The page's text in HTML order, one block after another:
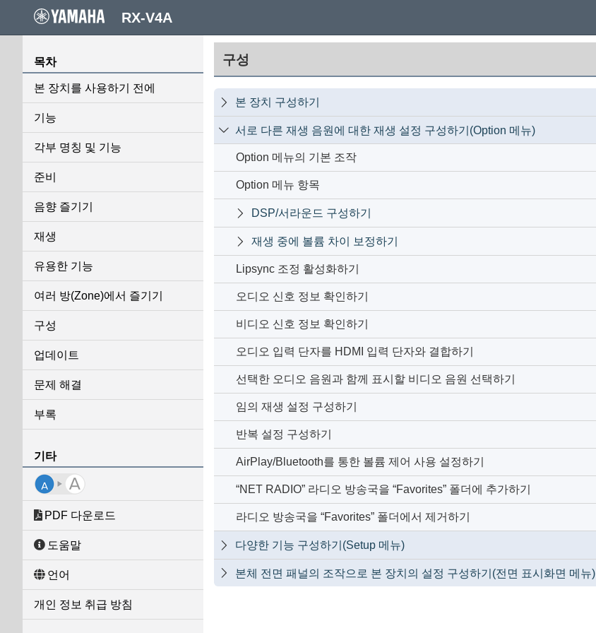
목차
본 장치를 사용하기 전에
기능
각부 명칭 및 기능
준비
음향 즐기기
재생
유용한 기능
여러 방(Zone)에서 즐기기
구성
업데이트
문제 해결
부록
기타
PDF 다운로드
도움말
언어
개인 정보 취급 방침
구성
 본 장치 구성하기
 서로 다른 재생 음원에 대한 재생 설정 구성하기(Option 메뉴)
Option 메뉴의 기본 조작
Option 메뉴 항목
 DSP/서라운드 구성하기
 재생 중에 볼륨 차이 보정하기
Lipsync 조정 활성화하기
오디오 신호 정보 확인하기
비디오 신호 정보 확인하기
오디오 입력 단자를 HDMI 입력 단자와 결합하기
선택한 오디오 음원과 함께 표시할 비디오 음원 선택하기
임의 재생 설정 구성하기
반복 설정 구성하기
AirPlay/Bluetooth를 통한 볼륨 제어 사용 설정하기
“NET RADIO” 라디오 방송국을 “Favorites” 폴더에 추가하기
라디오 방송국을 “Favorites” 폴더에서 제거하기
 다양한 기능 구성하기(Setup 메뉴)
 본체 전면 패널의 조작으로 본 장치의 설정 구성하기(전면 표시화면 메뉴)
RX-V4A